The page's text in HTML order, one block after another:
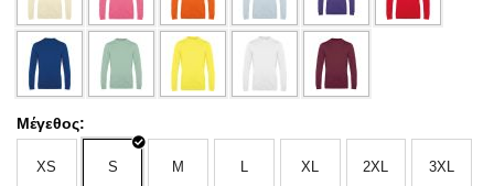
Μέγεθος:
XS S M L XL 2XL 3XL